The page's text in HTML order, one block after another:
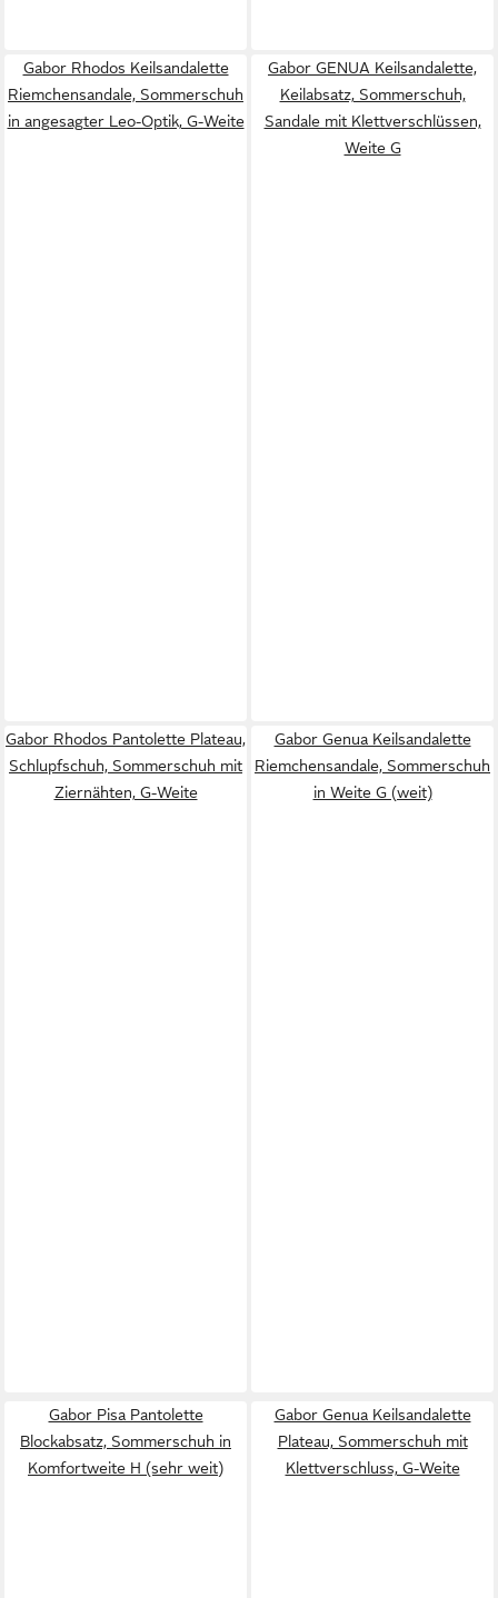
Gabor Rhodos Keilsandalette
Riemchensandale, Sommerschuh
in angesagter Leo-Optik, G-Weite
Gabor GENUA Keilsandalette,
Keilabsatz, Sommerschuh,
Sandale mit Klettverschlüssen,
Weite G
Gabor Rhodos Pantolette Plateau,
Schlupfschuh, Sommerschuh mit
Ziernähten, G-Weite
Gabor Genua Keilsandalette
Riemchensandale, Sommerschuh
in Weite G (weit)
Gabor Pisa Pantolette
Blockabsatz, Sommerschuh in
Komfortweite H (sehr weit)
Gabor Genua Keilsandalette
Plateau, Sommerschuh mit
Klettverschluss, G-Weite